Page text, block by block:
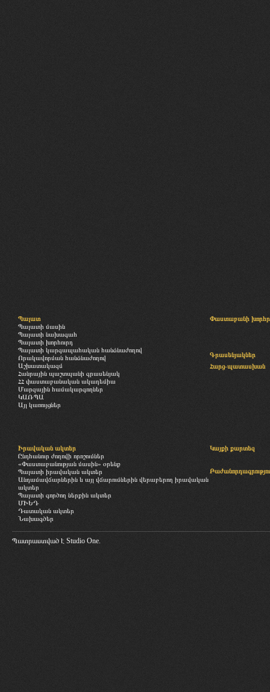
Պալատ
Պալատի մասին
Պալատի նախագահ
Պալատի խորհուրդ
Պալատի կարգապահական հանձնաժողով
Որակավորման հանձնաժողով
Աշխատակազմ
Հանրային պաշտպանի գրասենյակ
ՀՀ փաստաբանական ակադեմիա
Մարզային համակարգողներ
ԿԱՌՊԱ
Այլ կառույցներ
Փաստաբանի
Գրասենյակներ
Հարց-պատասխան
Իրավական ակտեր
Ընդհանուր ժողովի որոշումներ
«Փաստաբանության մասին» օրենք
Պալատի իրավական ակտեր
Անդամավճարներին և այլ վճարումներին վերաբերող իրավական
ակտեր
Պալատի գործող ներքին ակտեր
ՄԻԵԴ
Դատական ակտեր
Նախագծեր
Կայքի քարտեզ
Պատրաստված է Studio One.